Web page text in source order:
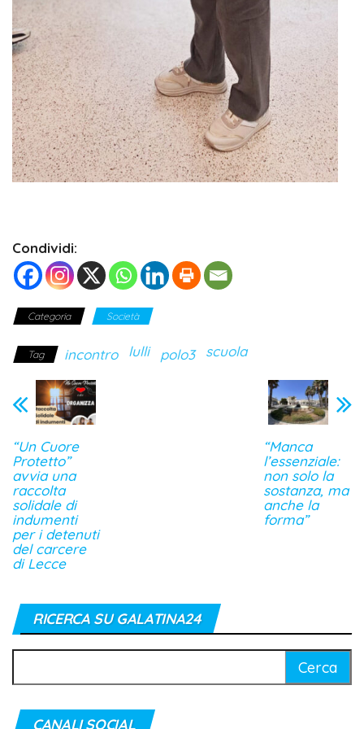
Condividi:
Categoria Società
Tag incontro lulli polo3 scuola
“Un Cuore
Protetto”
avvia una
raccolta
solidale di
indumenti
per i detenuti
del carcere
di Lecce
“Manca
l’essenziale:
non solo la
sostanza, ma
anche la
forma”
RICERCA SU GALATINA24
per:
CANALI SOCIAL